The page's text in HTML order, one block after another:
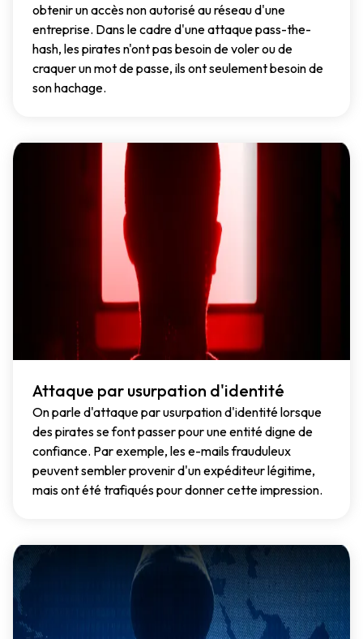
obtenir un accès non autorisé au réseau d'une
entreprise. Dans le cadre d'une attaque pass-the-
hash, les pirates n'ont pas besoin de voler ou de
craquer un mot de passe, ils ont seulement besoin de
son hachage.
Attaque par usurpation d'identité
On parle d'attaque par usurpation d'identité lorsque
des pirates se font passer pour une entité digne de
confiance. Par exemple, les e-mails frauduleux
peuvent sembler provenir d'un expéditeur légitime,
mais ont été trafiqués pour donner cette impression.